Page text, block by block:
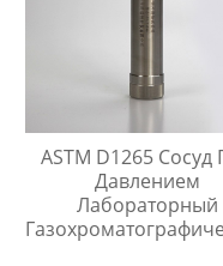
ASTM D1265 Сосуд
Давлением
Лабораторный